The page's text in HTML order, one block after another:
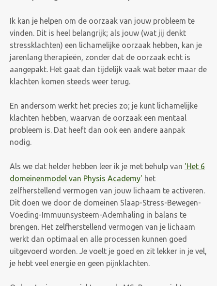
Ik kan je helpen om de oorzaak van jouw probleem te
vinden. Dit is heel belangrijk; als jouw (wat jij denkt
stressklachten) een lichamelijke oorzaak hebben, kan je
jarenlang therapieën, zonder dat de oorzaak echt is
aangepakt. Het gaat dan tijdelijk vaak wat beter maar de
klachten komen steeds weer terug.
En andersom werkt het precies zo; je kunt lichamelijke
klachten hebben, waarvan de oorzaak een mentaal
probleem is. Dat heeft dan ook een andere aanpak
nodig.
Als we dat helder hebben leer ik je met behulp van 'Het 6
domeinenmodel van Physis Academy' het
zelfherstellend vermogen van jouw lichaam te activeren.
Dit doen we door de domeinen Slaap-Stress-Bewegen-
Voeding-Immuunsysteem-Ademhaling in balans te
brengen. Het zelfherstellend vermogen van je lichaam
werkt dan optimaal en alle processen kunnen goed
uitgevoerd worden. Je voelt je goed en zit lekker in je vel,
je hebt veel energie en geen pijnklachten.